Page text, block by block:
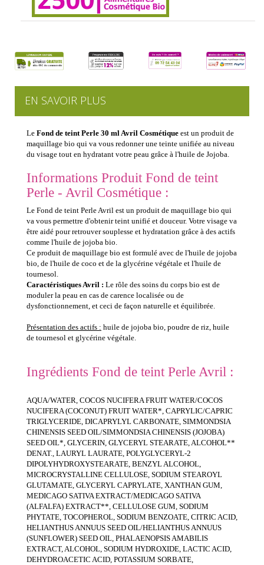
EN SAVOIR PLUS
Le Fond de teint Perle 30 ml Avril Cosmétique est un produit de
maquillage bio qui va vous redonner une teinte unifiée au niveau
du visage tout en hydratant votre peau grâce à l'huile de Jojoba.
Informations Produit Fond de teint
Perle - Avril Cosmétique :
Le Fond de teint Perle Avril est un produit de maquillage bio qui
va vous permettre d'obtenir teint unifié et douceur. Votre visage va
être aidé pour retrouver souplesse et hydratation grâce à des actifs
comme l'huile de jojoba bio.
Ce produit de maquillage bio est formulé avec de l'huile de jojoba
bio, de l'huile de coco et de la glycérine végétale et l'huile de
tournesol.
Caractéristiques Avril : Le rôle des soins du corps bio est de
moduler la peau en cas de carence localisée ou de
dysfonctionnement, et ceci de façon naturelle et équilibrée.
Présentation des actifs : huile de jojoba bio, poudre de riz, huile
de tournesol et glycérine végétale.
Ingrédients Fond de teint Perle Avril :
AQUA/WATER, COCOS NUCIFERA FRUIT WATER/COCOS
NUCIFERA (COCONUT) FRUIT WATER*, CAPRYLIC/CAPRIC
TRIGLYCERIDE, DICAPRYLYL CARBONATE, SIMMONDSIA
CHINENSIS SEED OIL/SIMMONDSIA CHINENSIS (JOJOBA)
SEED OIL*, GLYCERIN, GLYCERYL STEARATE, ALCOHOL**
DENAT., LAURYL LAURATE, POLYGLYCERYL-2
DIPOLYHYDROXYSTEARATE, BENZYL ALCOHOL,
MICROCRYSTALLINE CELLULOSE, SODIUM STEAROYL
GLUTAMATE, GLYCERYL CAPRYLATE, XANTHAN GUM,
MEDICAGO SATIVA EXTRACT/MEDICAGO SATIVA
(ALFALFA) EXTRACT**, CELLULOSE GUM, SODIUM
PHYTATE, TOCOPHEROL, SODIUM BENZOATE, CITRIC ACID,
HELIANTHUS ANNUUS SEED OIL/HELIANTHUS ANNUUS
(SUNFLOWER) SEED OIL, PHALAENOPSIS AMABILIS
EXTRACT, ALCOHOL, SODIUM HYDROXIDE, LACTIC ACID,
DEHYDROACETIC ACID, POTASSIUM SORBATE,